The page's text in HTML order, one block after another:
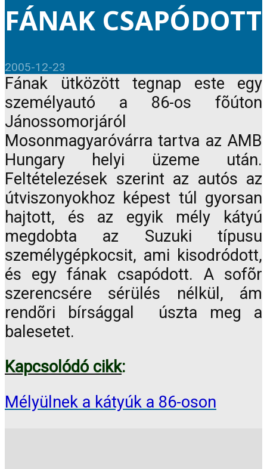
FÁNAK CSAPÓDOTT
2005-12-23
Fának ütközött tegnap este egy
személyautó a 86-os fõúton
Jánossomorjáról
Mosonmagyaróvárra tartva az AMB
Hungary helyi üzeme után.
Feltételezések szerint az autós az
útviszonyokhoz képest túl gyorsan
hajtott, és az egyik mély kátyú
megdobta az Suzuki típusu
személygépkocsit, ami kisodródott,
és egy fának csapódott. A sofõr
szerencsére sérülés nélkül, ám
rendõri bírsággal úszta meg a
balesetet.
Kapcsolódó cikk:
Mélyülnek a kátyúk a 86-oson